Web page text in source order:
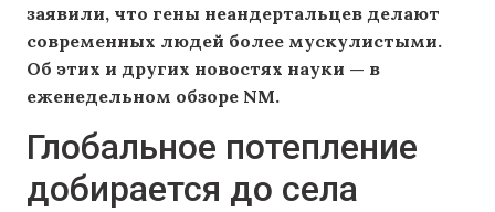
заявили, что гены неандертальцев делают
современных людей более мускулистыми.
Об этих и других новостях науки — в
еженедельном обзоре NM.
Глобальное потепление
добирается до села